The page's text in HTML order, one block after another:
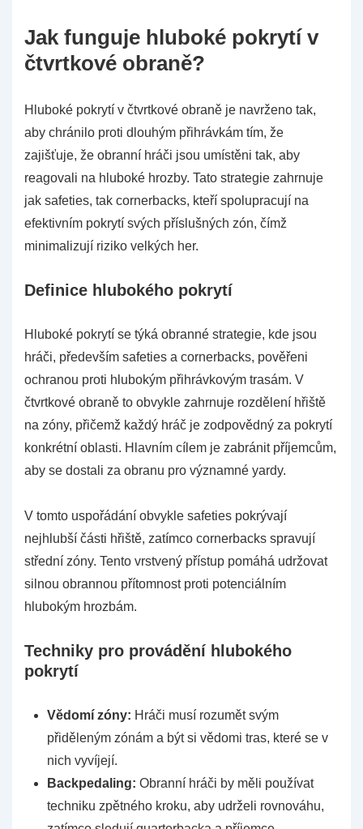
Jak funguje hluboké pokrytí v
čtvrtkové obraně?
Hluboké pokrytí v čtvrtkové obraně je navrženo tak,
aby chránilo proti dlouhým přihrávkám tím, že
zajišťuje, že obranní hráči jsou umístěni tak, aby
reagovali na hluboké hrozby. Tato strategie zahrnuje
jak safeties, tak cornerbacks, kteří spolupracují na
efektivním pokrytí svých příslušných zón, čímž
minimalizují riziko velkých her.
Definice hlubokého pokrytí
Hluboké pokrytí se týká obranné strategie, kde jsou
hráči, především safeties a cornerbacks, pověřeni
ochranou proti hlubokým přihrávkovým trasám. V
čtvrtkové obraně to obvykle zahrnuje rozdělení hřiště
na zóny, přičemž každý hráč je zodpovědný za pokrytí
konkrétní oblasti. Hlavním cílem je zabránit příjemcům,
aby se dostali za obranu pro významné yardy.
V tomto uspořádání obvykle safeties pokrývají
nejhlubší části hřiště, zatímco cornerbacks spravují
střední zóny. Tento vrstvený přístup pomáhá udržovat
silnou obrannou přítomnost proti potenciálním
hlubokým hrozbám.
Techniky pro provádění hlubokého
pokrytí
Vědomí zóny: Hráči musí rozumět svým
přiděleným zónám a být si vědomi tras, které se v
nich vyvíjejí.
Backpedaling: Obranní hráči by měli používat
techniku zpětného kroku, aby udrželi rovnováhu,